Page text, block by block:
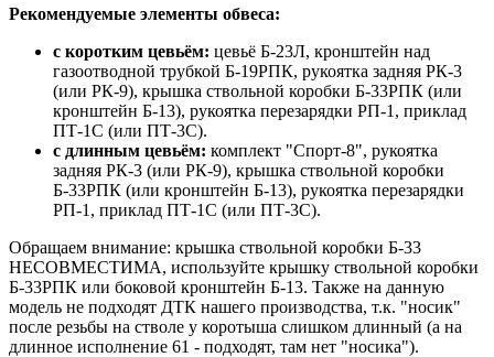
Рекомендуемые элементы обвеса:
с коротким цевьём: цевьё Б-23Л, кронштейн над
газоотводной трубкой Б-19РПК, рукоятка задняя РК-3
(или РК-9), крышка ствольной коробки Б-33РПК (или
кронштейн Б-13), рукоятка перезарядки РП-1, приклад
ПТ-1С (или ПТ-3С).
с длинным цевьём: комплект "Спорт-8", рукоятка
задняя РК-3 (или РК-9), крышка ствольной коробки
Б-33РПК (или кронштейн Б-13), рукоятка перезарядки
РП-1, приклад ПТ-1С (или ПТ-3С).
Обращаем внимание: крышка ствольной коробки Б-33
НЕСОВМЕСТИМА, используйте крышку ствольной коробки
Б-33РПК или боковой кронштейн Б-13. Также на данную
модель не подходят ДТК нашего производства, т.к. "носик"
после резьбы на стволе у коротыша слишком длинный (а на
длинное исполнение 61 - подходят, там нет "носика").